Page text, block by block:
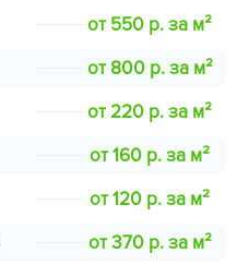
от 550 р. за м²
от 800 р. за м²
от 220 р. за м²
от 160 р. за м²
от 120 р. за м²
от 370 р. за м²